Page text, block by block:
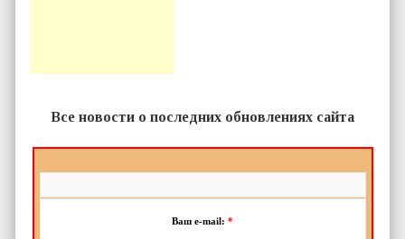
Все новости о последних обновлениях сайта
Ваш e-mail: *